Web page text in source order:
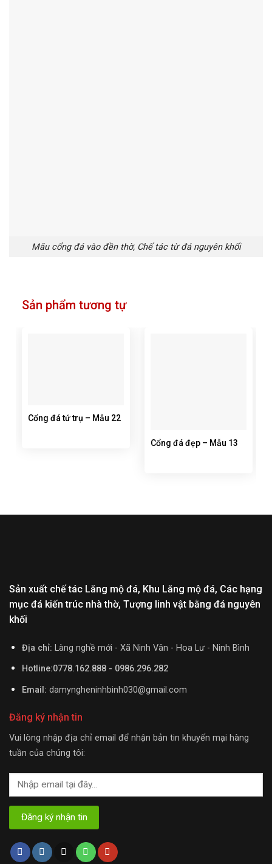
Mãu cổng đá vào đền thờ, Chế tác từ đá nguyên khối
Sản phẩm tương tự
Cổng đá tứ trụ – Mẫu 22
Cổng đá đẹp – Mẫu 13
Sản xuất chế tác Lăng mộ đá, Khu Lăng mộ đá, Các hạng
mục đá kiến trúc nhà thờ, Tượng linh vật bằng đá nguyên
khối
Địa chỉ: Làng nghề mới - Xã Ninh Vân - Hoa Lư - Ninh Bình
Hotline:0778.162.888 - 0986.296.282
Email: damyngheninhbinh030@gmail.com
Đăng ký nhận tin
Vui lòng nhập địa chỉ email để nhận bản tin khuyến mại hàng
tuần của chúng tôi: